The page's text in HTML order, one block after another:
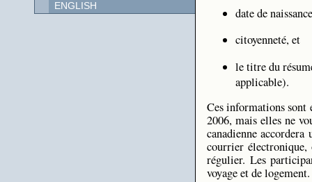
date de
citoyenneté, et
le titre du
applicable).
Ces informations
2006, mais elles ne
canadienne
courrier
régulier. Les
voyage et de logement.
ENGLISH